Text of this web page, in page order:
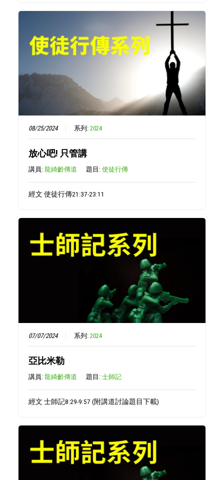
08/25/2024 系列:2024
放心吧! 只管講
講員:龍綺齡傳道 題目:使徒行傳
經文 使徒行傳21:37-23:11
07/07/2024 系列:2024
亞比米勒
講員:龍綺齡傳道 題目:士師記
經文 士師記8:29-9:57 (附講道討論題目下載)